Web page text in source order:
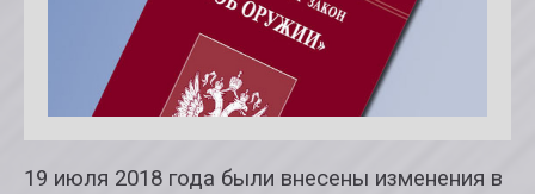
Фотогалерея
19 июля 2018 года были внесены изменения в